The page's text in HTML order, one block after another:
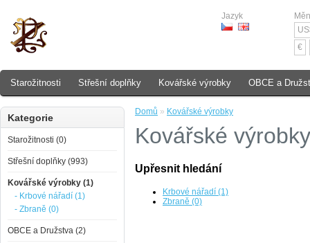
Jazyk
€
Starožitnosti Střešní doplňky Kovářské výrobky OBCE a
Kategorie
Starožitnosti (0)
Střešní doplňky (993)
Kovářské výrobky (1)
- Krbové nářadí (1)
- Zbraně (0)
OBCE a Družstva (2)
Domů » Kovářské výrobky
Kovářské výrobky
Upřesnit hledání
Krbové nářadí (1)
Zbraně (0)